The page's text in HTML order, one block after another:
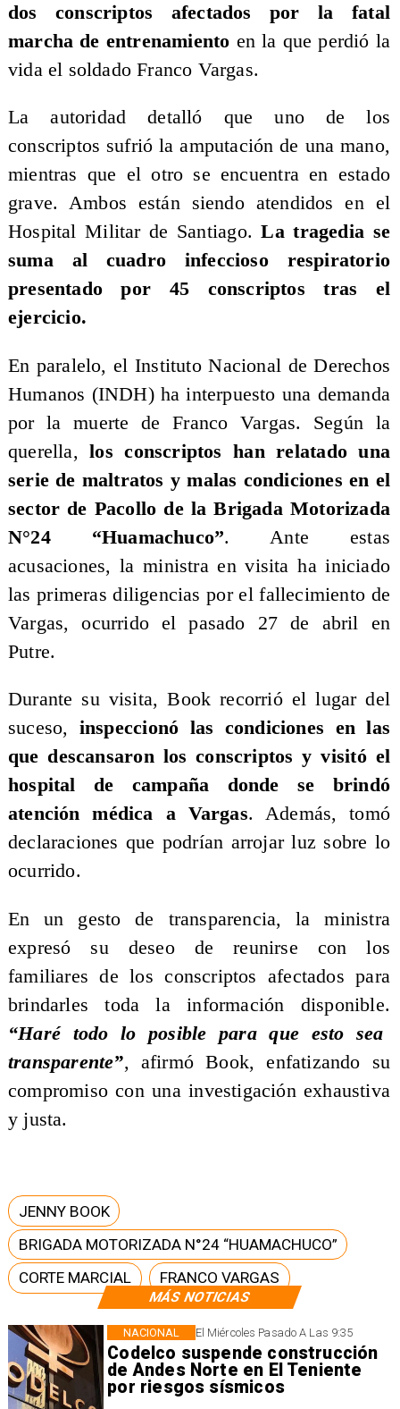
MÁS NOTICIAS
El Miércoles Pasado A Las 9:35
Codelco suspende construcción
de Andes Norte en El Teniente
por riesgos sísmicos
NACIONAL
dos conscriptos afectados por la fatal
marcha de entrenamiento en la que perdió la
vida el soldado Franco Vargas.
La autoridad detalló que uno de los
conscriptos sufrió la amputación de una mano,
mientras que el otro se encuentra en estado
grave. Ambos están siendo atendidos en el
Hospital Militar de Santiago.La tragedia se
suma al cuadro infeccioso respiratorio
presentado por 45 conscriptos tras el
ejercicio.
En paralelo, el Instituto Nacional de Derechos
Humanos (INDH) ha interpuesto una demanda
por la muerte de Franco Vargas. Según la
querella,los conscriptos han relatado una
serie de maltratos y malas condiciones en el
sector de Pacollo de la Brigada Motorizada
N°24 “Huamachuco”. Ante estas
acusaciones, la ministra en visita ha iniciado
las primeras diligencias por el fallecimiento de
Vargas, ocurrido el pasado 27 de abril en
Putre.
Durante su visita, Book recorrió el lugar del
suceso, inspeccionó las condiciones en las
que descansaron los conscriptos y visitó el
hospital de campaña donde se brindó
atención médica a Vargas. Además, tomó
declaraciones que podrían arrojar luz sobre lo
ocurrido.
En un gesto de transparencia, la ministra
expresó su deseo de reunirse con los
familiares de los conscriptos afectados para
brindarles toda la información disponible.
“Haré todo lo posible para que esto sea
transparente”, afirmó Book, enfatizando su
compromiso con una investigación exhaustiva
y justa.
JENNY BOOK
BRIGADA MOTORIZADA N°24 “HUAMACHUCO”
CORTE MARCIAL
FRANCO VARGAS